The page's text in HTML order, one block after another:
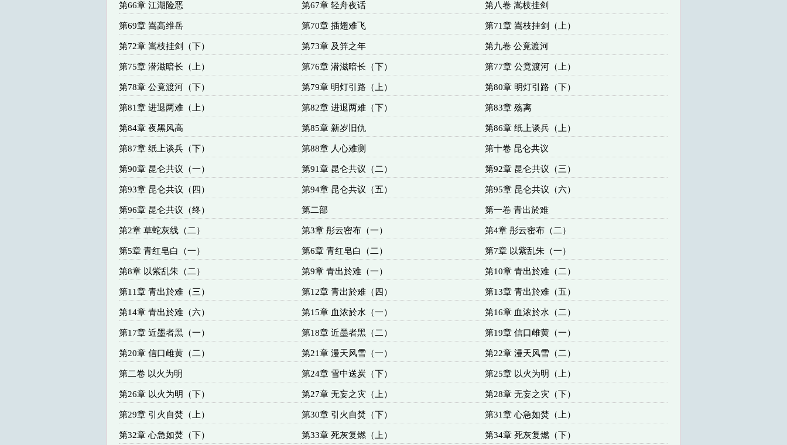
第66章 江湖险恶 第67章 轻舟夜话 第八卷 嵩枝挂剑
第69章 嵩高维岳 第70章 插翅难飞 第71章 嵩枝挂剑（上）
第72章 嵩枝挂剑（下） 第73章 及笄之年 第九卷 公竟渡河
第75章 潜滋暗长（上） 第76章 潜滋暗长（下） 第77章 公竟渡河（上）
第78章 公竟渡河（下） 第79章 明灯引路（上） 第80章 明灯引路（下）
第81章 进退两难（上） 第82章 进退两难（下） 第83章 殇离
第84章 夜黑风高 第85章 新岁旧仇 第86章 纸上谈兵（上）
第87章 纸上谈兵（下） 第88章 人心难测 第十卷 昆仑共议
第90章 昆仑共议（一） 第91章 昆仑共议（二） 第92章 昆仑共议（三）
第93章 昆仑共议（四） 第94章 昆仑共议（五） 第95章 昆仑共议（六）
第96章 昆仑共议（终） 第二部 第一卷 青出於难
第2章 草蛇灰线（二） 第3章 彤云密布（一） 第4章 彤云密布（二）
第5章 青红皂白（一） 第6章 青红皂白（二） 第7章 以紫乱朱（一）
第8章 以紫乱朱（二） 第9章 青出於难（一） 第10章 青出於难（二）
第11章 青出於难（三） 第12章 青出於难（四） 第13章 青出於难（五）
第14章 青出於难（六） 第15章 血浓於水（一） 第16章 血浓於水（二）
第17章 近墨者黑（一） 第18章 近墨者黑（二） 第19章 信口雌黄（一）
第20章 信口雌黄（二） 第21章 漫天风雪（一） 第22章 漫天风雪（二）
第二卷 以火为明 第24章 雪中送炭（下） 第25章 以火为明（上）
第26章 以火为明（下） 第27章 无妄之灾（上） 第28章 无妄之灾（下）
第29章 引火自焚（上） 第30章 引火自焚（下） 第31章 心急如焚（上）
第32章 心急如焚（下） 第33章 死灰复燃（上） 第34章 死灰复燃（下）